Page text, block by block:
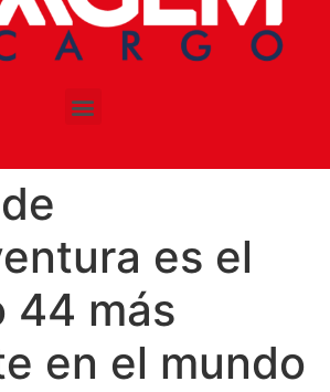
es el
44 más
en el mundo